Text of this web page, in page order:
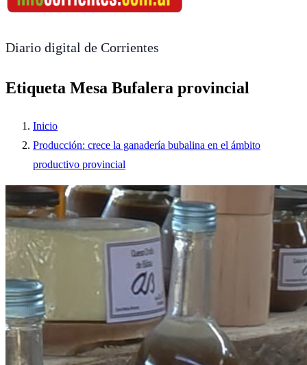
Diario digital de Corrientes
Etiqueta Mesa Bufalera provincial
Inicio
Producción: crece la ganadería bubalina en el ámbito
productivo provincial